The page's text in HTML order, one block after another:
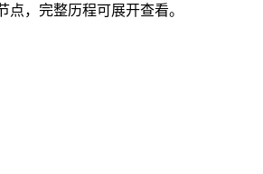
点，完整历程可展开查看。